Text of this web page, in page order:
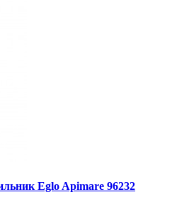
Eglo Apimare 96232